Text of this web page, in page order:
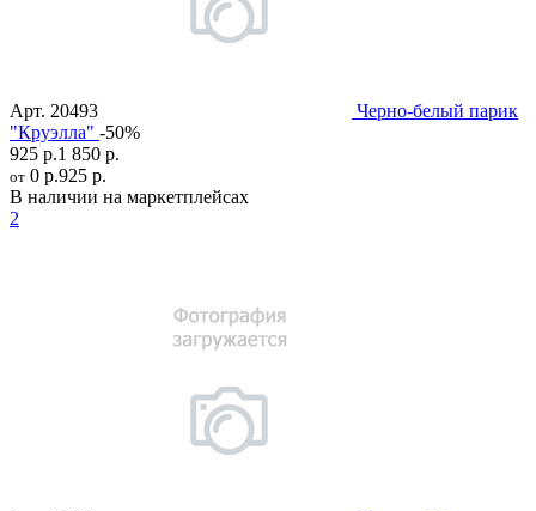
Арт. 20493
Черно-белый парик
"Круэлла" -50%
925 р.1 850 р.
от 0 р.925 р.
В наличии на маркетплейсах
2